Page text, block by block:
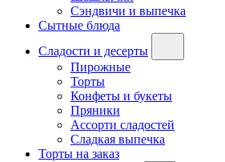
Сэндвичи и выпечка
Сытные блюда
Сладости и десерты
Пирожные
Торты
Конфеты и букеты
Пряники
Ассорти сладостей
Сладкая выпечка
Торты на заказ